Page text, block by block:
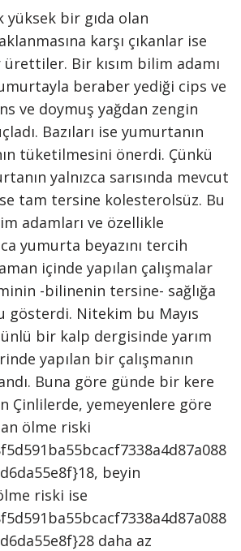
yüksek bir gıda olan
karşı çıkanlar ise
Bir kısım bilim adamı
beraber yediği cips ve
ve doymuş yağdan zengin
Bazıları ise yumurtanın
tüketilmesini önerdi. Çünkü
yalnızca sarısında mevcut
tam tersine kolesterolsüz. Bu
adamları ve özellikle
yumurta beyazını tercih
içinde yapılan çalışmalar
-bilinenin tersine- sağlığa
gösterdi. Nitekim bu Mayıs
ünlü bir kalp dergisinde yarım
yapılan bir çalışmanın
Buna göre günde bir kere
Çinlilerde, yemeyenlere göre
ölme riski
beyin
riski ise
daha az